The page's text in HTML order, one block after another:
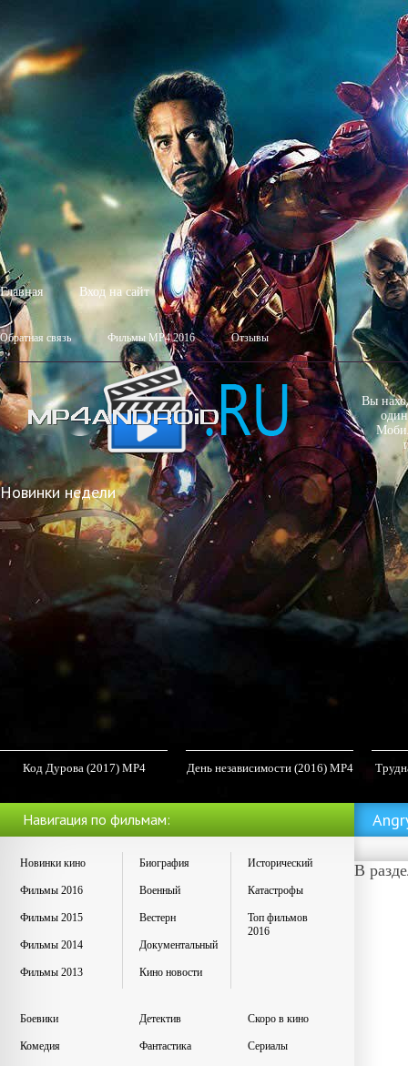
Главная Вход на сайт
Обратная связь Фильмы MP4 2016 Отзывы
Вы
Новинки недели
Код Дурова (2017) MP4 День независимости (2016) MP4
Навигация по фильмам:
Новинки кино
Фильмы 2016
Фильмы 2015
Фильмы 2014
Фильмы 2013
Биография
Военный
Вестерн
Документальный
Кино новости
Исторический
Катастрофы
Топ фильмов
2016
Боевики
Комедия
Детектив
Фантастика
Скоро в кино
Сериалы
В